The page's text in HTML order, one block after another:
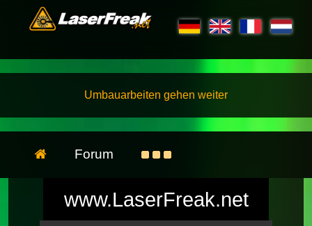
Umbauarbeiten gehen weiter
Forum
www.LaserFreak.net